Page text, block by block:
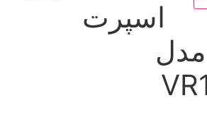
اسپرت
مدل